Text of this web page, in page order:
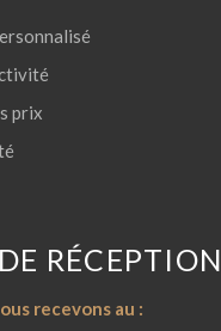
prix
RÉCEPTION
recevons au :